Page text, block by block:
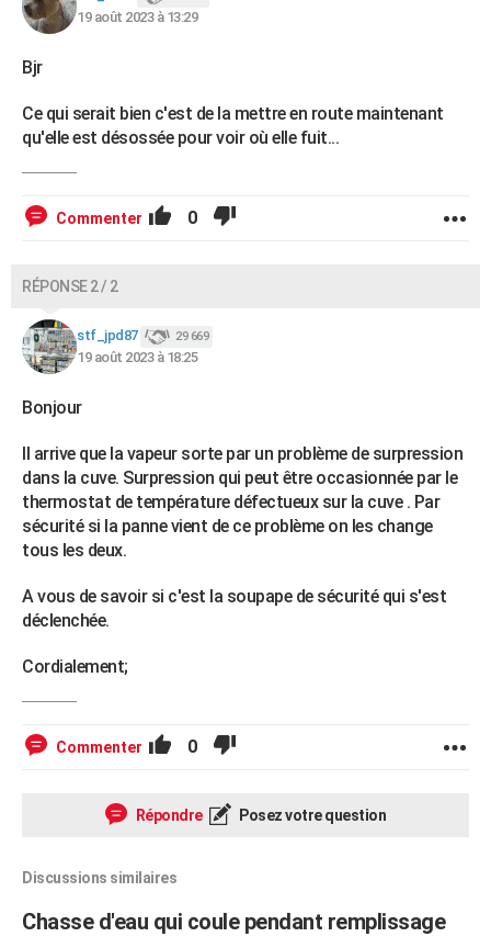
19 août 2023 à 13:29
Bjr
Ce qui serait bien c'est de la mettre en route maintenant
qu'elle est désossée pour voir où elle fuit...
Commenter 0
RÉPONSE 2 / 2
stf_jpd87 29 669
19 août 2023 à 18:25
Bonjour
Il arrive que la vapeur sorte par un problème de surpression
dans la cuve. Surpression qui peut être occasionnée par le
thermostat de température défectueux sur la cuve . Par
sécurité si la panne vient de ce problème on les change
tous les deux.
A vous de savoir si c'est la soupape de sécurité qui s'est
déclenchée.
Cordialement;
Commenter 0
Répondre Posez votre question
Discussions similaires
Chasse d'eau qui coule pendant remplissage